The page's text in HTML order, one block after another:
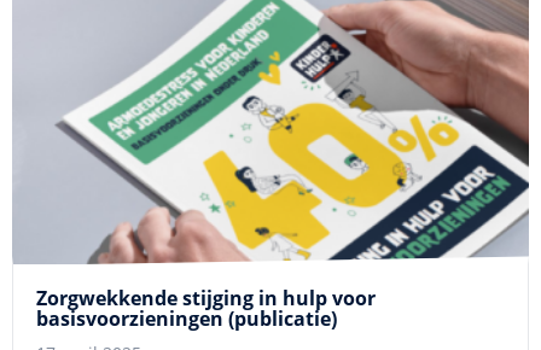
Zorgwekkende stijging in hulp voor
basisvoorzieningen (publicatie)